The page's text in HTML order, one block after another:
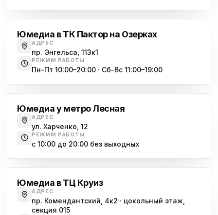
Юмедиа в ТК Пактор на Озерках
АДРЕС
пр. Энгельса, 113к1
РЕЖИМ РАБОТЫ
Пн–Пт 10:00–20:00 · Сб–Вс 11:00–19:00
Юмедиа у метро Лесная
АДРЕС
ул. Харченко, 12
РЕЖИМ РАБОТЫ
с 10:00 до 20:00 без выходных
Юмедиа в ТЦ Круиз
АДРЕС
пр. Комендантский, 4к2 · цокольный этаж,
секция 015